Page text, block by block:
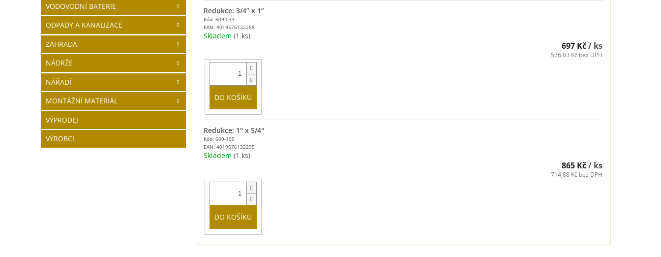
VODOVODNÍ BATERIE
ODPADY A KANALIZACE
ZAHRADA
NÁDRŽE
NÁŘADÍ
MONTÁŽNÍ MATERIÁL
VÝPRODEJ
VÝROBCI
Kód: 609-034
EAN: 4019576132288
Redukce: 3/4” x 1”
Skladem (1 ks)
697 Kč/ ks
576,03 Kč bez DPH
DO KOŠÍKU
Kód: 609-100
EAN: 4019576132295
Redukce: 1" x 5/4"
Skladem (1 ks)
865 Kč/ ks
714,88 Kč bez DPH
DO KOŠÍKU